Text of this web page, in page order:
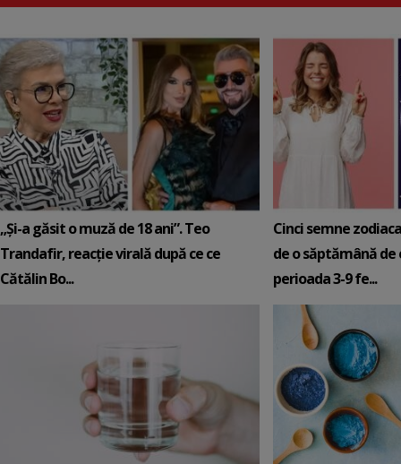
„Și-a găsit o muză de 18 ani”. Teo
Trandafir, reacție virală după ce ce
Cătălin Bo...
Cinci semne
de o săptămână de
perioada 3-9 fe...